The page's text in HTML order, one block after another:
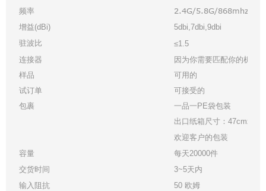
频率
2.4G/5.8G/868mhz/
增益(dBi) 5dbi,7dbi,9dbi
驻波比
≤1.5
连接器
因为你需要匹配你的机器
样品
可用的
试订单
可接受的
包裹
一品一PE袋包装
出口纸箱尺寸：
欢迎客户的包装
容量
每天20000件
交货时间
3~5天内
输入阻抗
50 欧姆